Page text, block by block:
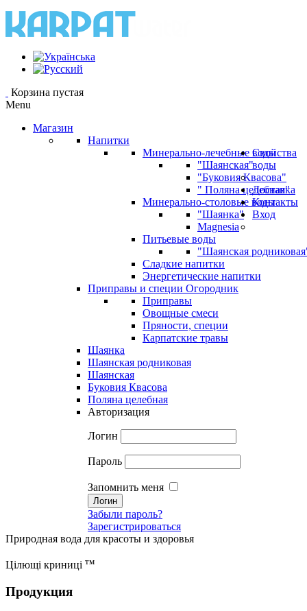
Корзина пустая
Menu
Магазин
Напитки
Минерально-лечебные воды
"Шаянская"
"Буковия Квасова"
" Поляна целебная"
Минерально-столовые воды
"Шаянка"
Magnesia
Питьевые воды
"Шаянская
Сладкие напитки
Энергетические напитки
Приправы и специи Огородник
Приправы
Овощные смеси
Пряности, специи
Карпатские травы
Свойства
воды
Шаянка
Шаянская родниковая
Шаянская
Буковия Квасова
Поляна целебная
Доставка
Контакты
Вход
Авторизация
Логин
Пароль
Запомнить меня
Забыли пароль?
Зарегистрироваться
Природная вода для красоты и здоровья
Цілющі криниці тм
Продукция